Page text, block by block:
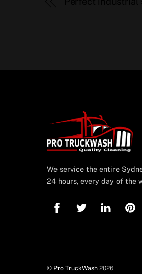
We service the entire
24 hours, every day of the
© Pro TruckWash 2026